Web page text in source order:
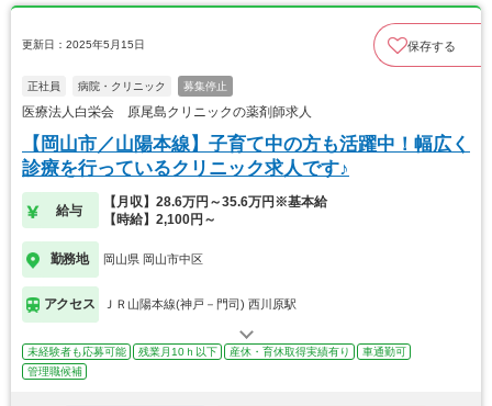
更新日：2025年5月15日 保存する
正社員 病院・クリニック 募集停止
医療法人白栄会 原尾島クリニックの薬剤師求人
【岡山市／山陽本線】子育て中の方も活躍中！幅広く
診療を行っているクリニック求人です♪
給与
【月収】28.6万円～35.6万円※基本給
【時給】2,100円～
勤務地 岡山県 岡山市中区
アクセス ＪＲ山陽本線(神戸－門司) 西川原駅
未経験者も応募可能 残業月10ｈ以下 産休・育休取得実績有り
車通勤可
管理職候補